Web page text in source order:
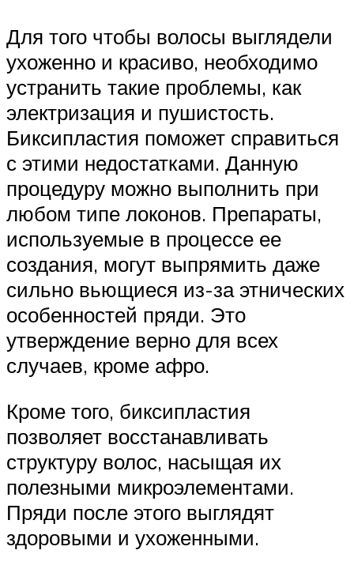
Для того чтобы волосы выглядели
ухоженно и красиво, необходимо
устранить такие проблемы, как
электризация и пушистость.
Биксипластия поможет справиться
с этими недостатками. Данную
процедуру можно выполнить при
любом типе локонов. Препараты,
используемые в процессе ее
создания, могут выпрямить даже
сильно вьющиеся из-за этнических
особенностей пряди. Это
утверждение верно для всех
случаев, кроме афро.
Кроме того, биксипластия
позволяет восстанавливать
структуру волос, насыщая их
полезными микроэлементами.
Пряди после этого выглядят
здоровыми и ухоженными.